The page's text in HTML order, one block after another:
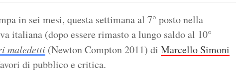
in sei mesi, questa settimana al 7° posto nella
italiana (dopo essere rimasto a lungo saldo al 10°
maledetti (Newton Compton 2011) di Marcello Simoni
di pubblico e critica.